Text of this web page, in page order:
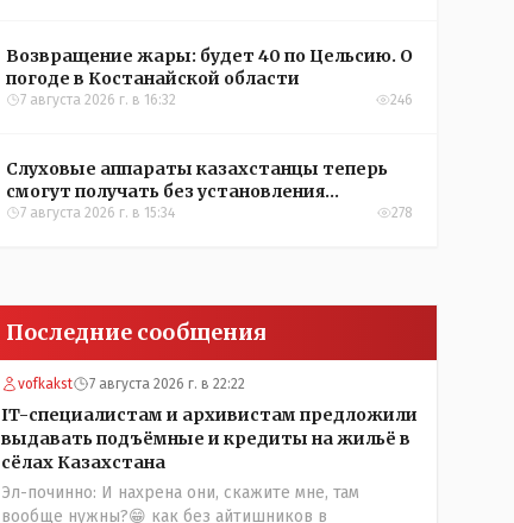
Возвращение жары: будет 40 по Цельсию. О
погоде в Костанайской области
7 августа 2026 г. в 16:32 246
Слуховые аппараты казахстанцы теперь
смогут получать без установления
инвалидности
7 августа 2026 г. в 15:34 278
Последние сообщения
vofkakst 7 августа 2026 г. в 22:22
IT-специалистам и архивистам предложили
выдавать подъёмные и кредиты на жильё в
сёлах Казахстана
Эл-починно: И нахрена они, скажите мне, там
вообще нужны?😁 как без айтишников в